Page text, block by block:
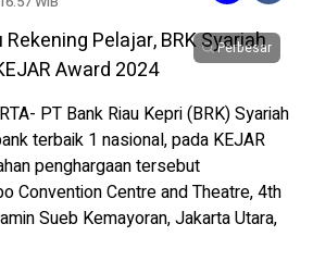
Perbesar
PT Bank Riau Kepri (BRK) Syariah
terbaik 1 nasional, pada KEJAR
penghargaan tersebut
Convention Centre and Theatre, 4th
Sueb Kemayoran, Jakarta Utara,